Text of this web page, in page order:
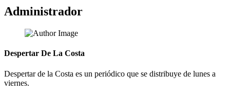
Administrador
Despertar De La Costa
Despertar de la Costa es un periódico que se distribuye de lunes a
viernes.